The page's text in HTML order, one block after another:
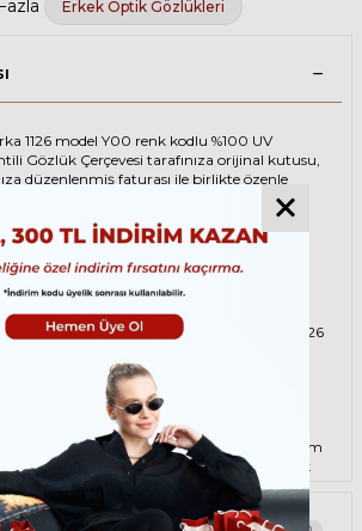
Erkek Optik Gözlükleri
1126 model Y00 renk kodlu %100 UV
Gözlük Çerçevesi tarafınıza orijinal kutusu,
düzenlenmiş faturası ile birlikte özenle
edilir.
bezi ve temizleme spreyi ücretsiz olarak
kutusu gösterim amaçlı olup
gönderim
Gri Gözlük ÇerçevesiDAVID BECKHAM 1126
çerçeve şekli Oval, hammaddesi Asetat,
renkli camların materyali ‘dir.
BECKHAM Gözlük Çerçevesi %100
Garanti kapsamındaki tüm parça değişim
OPTİK
mağazalarından ücretsiz olarak
tüm parça değişim ve tamir işlemleri için